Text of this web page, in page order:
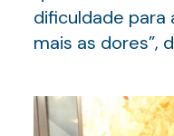
dificuldade para
mais as dores”,